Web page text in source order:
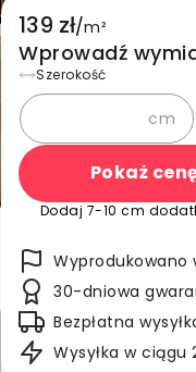
139 zł/m²
Wprowadź
Szerokość
cm
Pokaż
Dodaj 7-10 cm
Wyprodukowano
30-dniowa
Bezpłatna
Wysyłka w ciągu